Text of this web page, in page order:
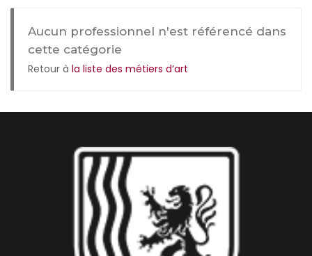
Aucun professionnel n'est référencé dans
cette catégorie
Retour à la liste des métiers d’art